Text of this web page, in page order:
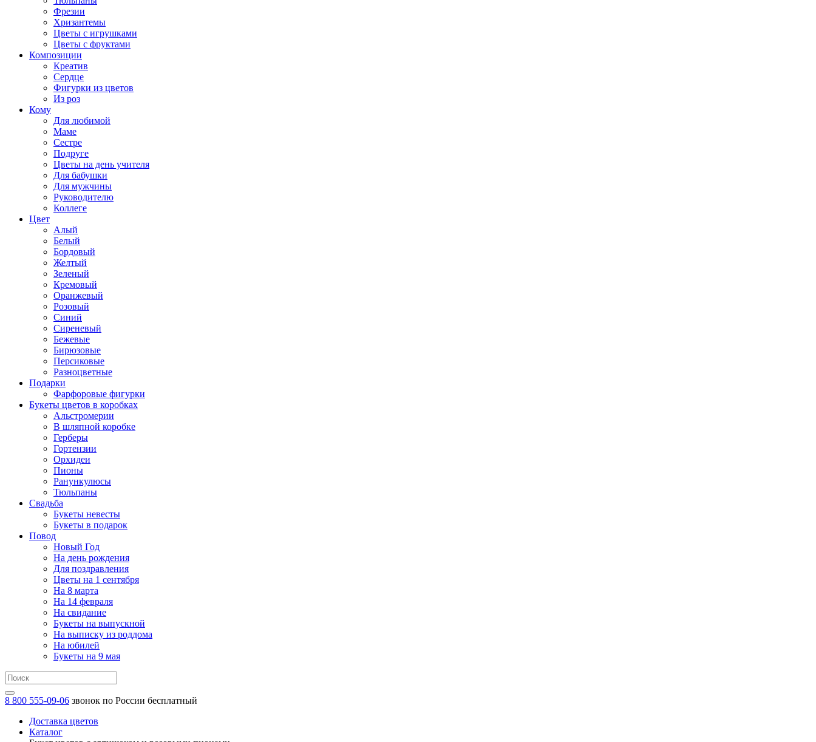
Фрезии
Хризантемы
Цветы с игрушками
Цветы с фруктами
Композиции
Креатив
Сердце
Фигурки из цветов
Из роз
Кому
Для любимой
Маме
Сестре
Подруге
Цветы на день учителя
Для бабушки
Для мужчины
Руководителю
Коллеге
Цвет
Алый
Белый
Бордовый
Желтый
Зеленый
Кремовый
Оранжевый
Розовый
Синий
Сиреневый
Бежевые
Бирюзовые
Персиковые
Разноцветные
Подарки
Фарфоровые фигурки
Букеты цветов в коробках
Альстромерии
В шляпной коробке
Герберы
Гортензии
Орхидеи
Пионы
Ранункулюсы
Тюльпаны
Свадьба
Букеты невесты
Букеты в подарок
Повод
Новый Год
На день рождения
Для поздравления
Цветы на 1 сентября
На 8 марта
На 14 февраля
На свидание
Букеты на выпускной
На выписку из роддома
На юбилей
Букеты на 9 мая
8 800 555-09-06 звонок по России бесплатный
Доставка цветов
Каталог